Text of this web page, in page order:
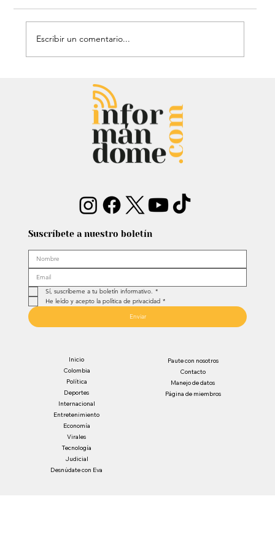
Héroe de cuatro patas: Perrito
policía sorprendió con técnica de
Escribir un comentario...
Suscríbete a nuestro boletín
Sí, suscríbeme a tu boletín informativo. *
He leído y acepto la política de privacidad *
Enviar
Inicio
Colombia
Política
Deportes
Internacional
Entretenimiento
Economía
Virales
Tecnología
Judicial
Desnúdate con Eva
Paute con nosotros
Contacto
Manejo de datos
Página de miembros